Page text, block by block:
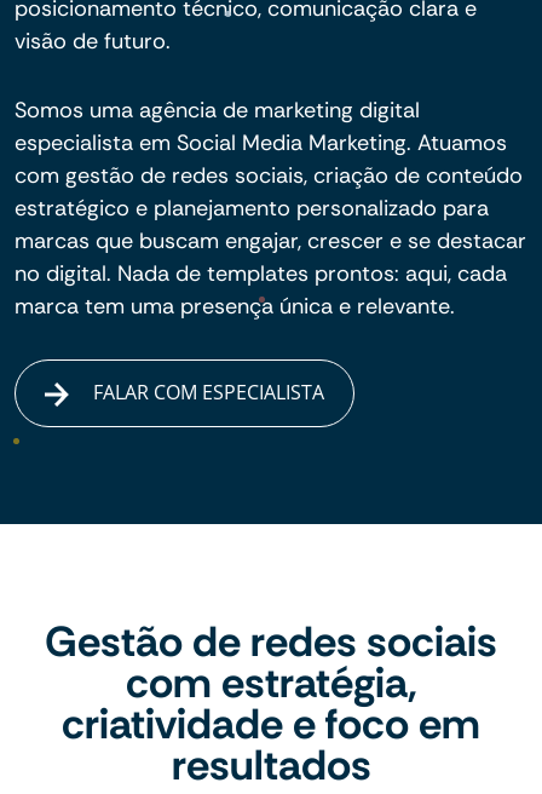
posicionamento técnico, comunicação clara e
visão de futuro.
Somos uma agência de marketing digital
especialista em Social Media Marketing. Atuamos
com gestão de redes sociais, criação de conteúdo
estratégico e planejamento personalizado para
marcas que buscam engajar, crescer e se destacar
no digital. Nada de templates prontos: aqui, cada
marca tem uma presença única e relevante.
FALAR COM ESPECIALISTA
Gestão de redes sociais
com estratégia,
criatividade e foco em
resultados